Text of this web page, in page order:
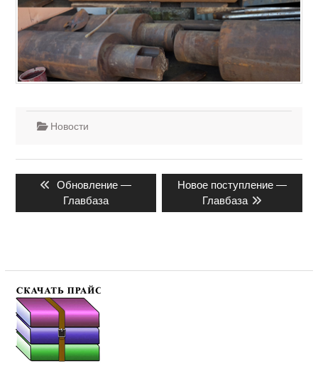
Новости
записям
Предыдущая
запись:
Обновление —
Главбаза
Следующая
запись:
Новое поступление —
Главбаза